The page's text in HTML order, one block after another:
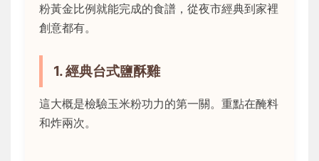
粉黃金比例就能完成的食譜，從夜市經典到家裡
創意都有。
1. 經典台式鹽酥雞
這大概是檢驗玉米粉功力的第一關。重點在醃料
和炸兩次。